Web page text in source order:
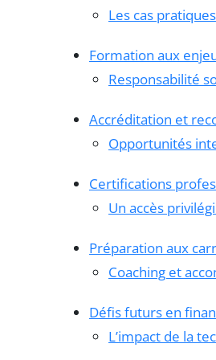
Les cas
Formation aux
Responsabilité
Accréditation et
Opportunités
Certifications
Un accès
Préparation aux
Coaching et
Défis futurs en
L’impact de la